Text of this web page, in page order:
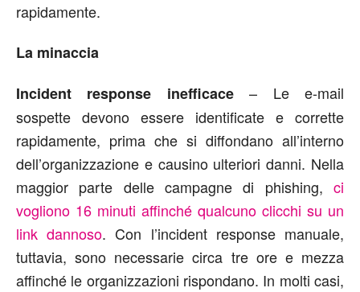
rapidamente.
La minaccia
Incident response inefficace– Le e-mail
sospette devono essere identificate e corrette
rapidamente, prima che si diffondano all’interno
dell’organizzazione e causino ulteriori danni. Nella
maggior parte delle campagne di phishing, ci
vogliono 16 minuti affinché qualcuno clicchi su un
link dannoso. Con l’incident response manuale,
tuttavia, sono necessarie circa tre ore e mezza
affinché le organizzazioni rispondano. In molti casi,